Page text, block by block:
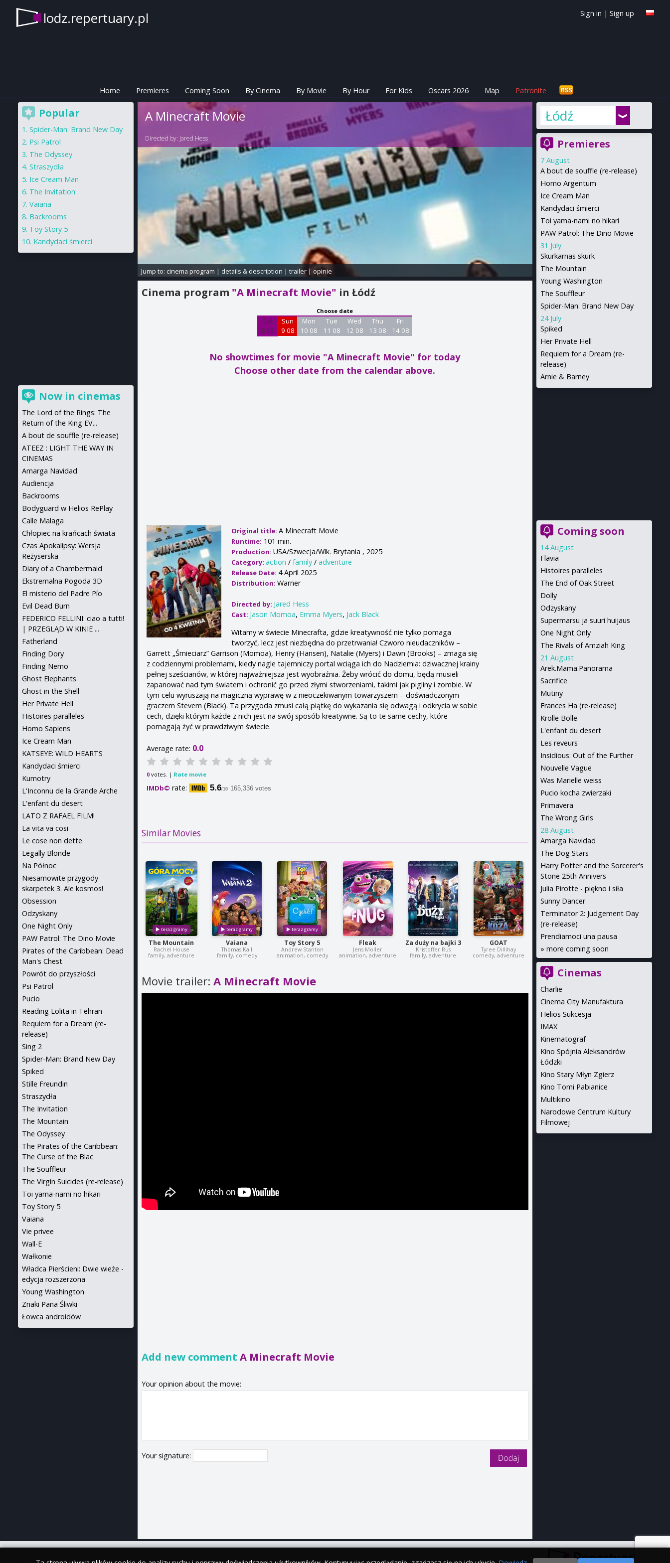
lodz.repertuary.pl Sign in | Sign up
Home Premieres Coming Soon By Cinema By Movie By Hour For Kids Oscars 2026 Map Patronite
A Minecraft Movie
Directed by: Jared Hess
Jump to: cinema program | details & description | trailer| opinie
Cinema program "A Minecraft Movie" in Łódź
Choose date
Sat
8 08
Sun
9 08
Mon
10 08
Tue
11 08
Wed
12 08
Thu
13 08
Fri
14 08
No showtimes for movie "A Minecraft Movie" for today
Choose other date from the calendar above.
Original title:A Minecraft Movie
Runtime: 101 min.
Production:USA/Szwecja/Wlk. Brytania , 2025
Category:action /family /adventure
Release Date: 4 April 2025
Distribution:Warner
Directed by: Jared Hess
Cast: Jason Momoa, Emma Myers, Jack Black
Witamy w świecie Minecrafta, gdzie kreatywność nie tylko pomaga
tworzyć, lecz jest niezbędna do przetrwania! Czworo nieudaczników –
Garrett „Śmieciarz” Garrison (Momoa), Henry (Hansen), Natalie (Myers) i Dawn (Brooks) – zmaga się
z codziennymi problemami, kiedy nagle tajemniczy portal wciąga ich do Nadziemia: dziwacznej krainy
pełnej sześcianów, w której najważniejsza jest wyobraźnia. Żeby wrócić do domu, będą musieli
zapanować nad tym światem i ochronić go przed złymi stworzeniami, takimi jak pigliny i zombie. W
tym celu wyruszają na magiczną wyprawę w z nieoczekiwanym towarzyszem – doświadczonym
graczem Stevem (Black). Ta przygoda zmusi całą piątkę do wykazania się odwagą i odkrycia w sobie
cech, dzięki którym każde z nich jest na swój sposób kreatywne. Są to te same cechy, które
pomagają żyć w prawdziwym świecie.
Average rate: 0.0
0votes. | Rate movie
IMDb© rate: 5.6/10 165,336 votes
Similar Movies
The Mountain
Rachel House
family, adventure
Vaiana
Thomas Kail
family, comedy
Toy Story 5
Andrew Stanton
animation, comedy
Fleak
Jens Moller
animation, adventure
Za duży na bajki 3
Kristoffer Rus
family, adventure
GOAT
Tyree Dillihay
comedy, adventure
Movie trailer:A Minecraft Movie
Add new commentA Minecraft Movie
Your opinion about the movie:
Your signature:
Łódź
Premieres
7 August
A bout de souffle (re-release)
Homo Argentum
Ice Cream Man
Kandydaci śmierci
Toi yama-nami no hikari
PAW Patrol: The Dino Movie
31 July
Skurkarnas skurk
The Mountain
Young Washington
The Souffleur
Spider-Man: Brand New Day
24 July
Spiked
Her Private Hell
Requiem for a Dream (re-
release)
Arnie & Barney
Coming soon
14 August
Flavia
Histoires paralleles
The End of Oak Street
Dolly
Odzyskany
Supermarsu ja suuri huijaus
One Night Only
The Rivals of Amziah King
21 August
Arek.Mama.Panorama
Sacrifice
Mutiny
Frances Ha (re-release)
Krolle Bolle
L'enfant du desert
Les reveurs
Insidious: Out of the Further
Nouvelle Vague
Was Marielle weiss
Pucio kocha zwierzaki
Primavera
The Wrong Girls
28 August
Amarga Navidad
The Dog Stars
Harry Potter and the Sorcerer's
Stone 25th Annivers
Julia Pirotte - piękno i siła
Sunny Dancer
Terminator 2: Judgement Day
(re-release)
Prendiamoci una pausa
» more coming soon
Cinemas
Charlie
Cinema City Manufaktura
Helios Sukcesja
IMAX
Kinematograf
Kino Spójnia Aleksandrów
Łódzki
Kino Stary Młyn Zgierz
Kino Tomi Pabianice
Multikino
Narodowe Centrum Kultury
Filmowej
Popular
Spider-Man: Brand New Day
Psi Patrol
The Odyssey
Straszydła
Ice Cream Man
The Invitation
Vaiana
Backrooms
Toy Story 5
Kandydaci śmierci
Now in cinemas
The Lord of the Rings: The
Return of the King EV...
A bout de souffle (re-release)
ATEEZ : LIGHT THE WAY IN
CINEMAS
Amarga Navidad
Audiencja
Backrooms
Bodyguard w Helios RePlay
Calle Malaga
Chłopiec na krańcach świata
Czas Apokalipsy: Wersja
Reżyserska
Diary of a Chambermaid
Ekstremalna Pogoda 3D
El misterio del Padre Pío
Evil Dead Burn
FEDERICO FELLINI: ciao a tutti!
| PRZEGLĄD W KINIE ...
Fatherland
Finding Dory
Finding Nemo
Ghost Elephants
Ghost in the Shell
Her Private Hell
Histoires paralleles
Homo Sapiens
Ice Cream Man
KATSEYE: WILD HEARTS
Kandydaci śmierci
Kumotry
L'Inconnu de la Grande Arche
L'enfant du desert
LATO Z RAFAEL FILM!
La vita va cosi
Le cose non dette
Legally Blonde
Na Północ
Niesamowite przygody
skarpetek 3. Ale kosmos!
Obsession
Odzyskany
One Night Only
PAW Patrol: The Dino Movie
Pirates of the Caribbean: Dead
Man's Chest
Powrót do przyszłości
Psi Patrol
Pucio
Reading Lolita in Tehran
Requiem for a Dream (re-
release)
Sing 2
Spider-Man: Brand New Day
Spiked
Stille Freundin
Straszydła
The Invitation
The Mountain
The Odyssey
The Pirates of the Caribbean:
The Curse of the Blac
The Souffleur
The Virgin Suicides (re-release)
Toi yama-nami no hikari
Toy Story 5
Vaiana
Vie privee
Wall-E
Wałkonie
Władca Pierścieni: Dwie wieże -
edycja rozszerzona
Young Washington
Znaki Pana Śliwki
Łowca androidów